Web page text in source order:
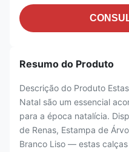
Resumo do Produto
Descrição do Produto
Natal são um essencial
para a época natalícia.
de Renas, Estampa de
Branco Liso — estas